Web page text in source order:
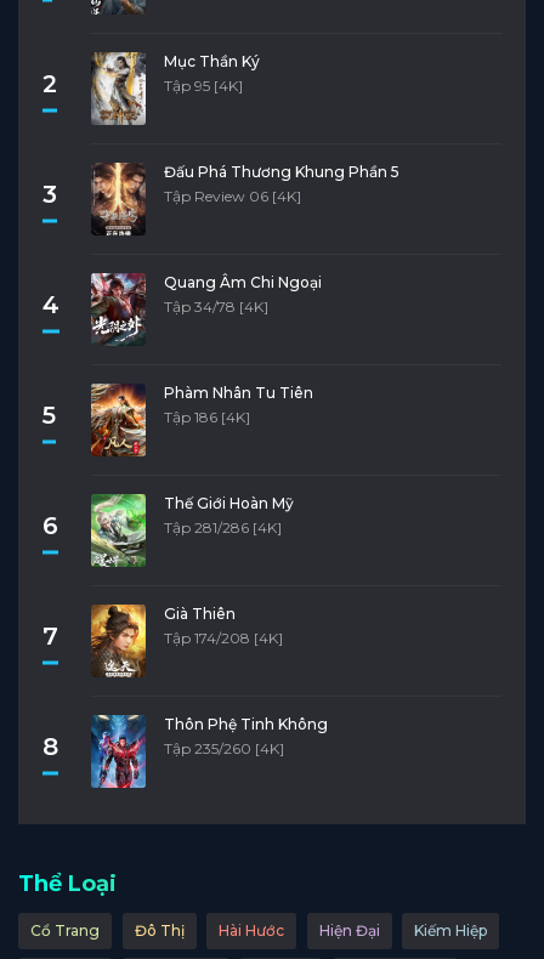
2
Mục Thần Ký
Tập 95 [4K]
3
Đấu Phá Thương Khung Phần 5
Tập Review 06 [4K]
4
Quang Âm Chi Ngoại
Tập 34/78 [4K]
5
Phàm Nhân Tu Tiên
Tập 186 [4K]
6
Thế Giới Hoàn Mỹ
Tập 281/286 [4K]
7
Già Thiên
Tập 174/208 [4K]
8
Thôn Phệ Tinh Không
Tập 235/260 [4K]
Thể Loại
Cổ Trang Đô Thị Hài Hước Hiện Đại Kiếm Hiệp